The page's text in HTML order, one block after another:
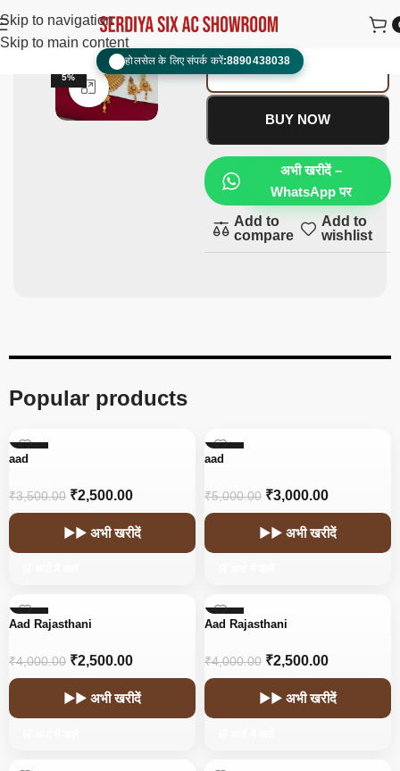
Skip to navigation
Skip to main content
📞 होलसेल के लिए संपर्क करें:8890438038
5%
Click to enlarge
Chokar /
ADD TO CART
BUY NOW
अभी खरीदें –
WhatsApp पर
Add to
compare
Add to
wishlist
Popular products
-29%
aad
₹3,500.00 ₹2,500.00
▶▶ अभी खरीदें
-40%
aad
₹5,000.00 ₹3,000.00
▶▶ अभी खरीदें
-38%
Aad Rajasthani
₹4,000.00 ₹2,500.00
▶▶ अभी खरीदें
-38%
Aad Rajasthani
₹4,000.00 ₹2,500.00
▶▶ अभी खरीदें